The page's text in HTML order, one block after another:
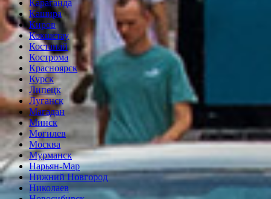
Караганда
Кашира
Киров
Кокшетау
Костанай
Кострома
Красноярск
Курск
Липецк
Луганск
Магадан
Минск
Могилев
Москва
Мурманск
Нарьян-Мар
Нижний Новгород
Николаев